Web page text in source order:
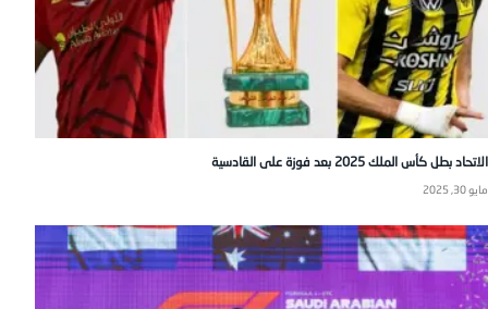
الاتحاد بطل كأس الملك 2025 بعد فوزة على القادسية
مايو 30, 2025